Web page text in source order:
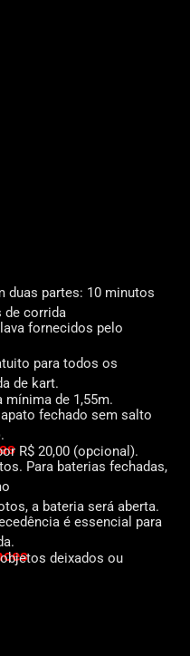
duas partes: 10 minutos
de corrida
fornecidos pelo
para todos os
de kart.
mínima de 1,55m.
fechado sem salto
R$ 20,00 (opcional).
Para baterias fechadas,
a bateria será aberta.
é essencial para
deixados ou